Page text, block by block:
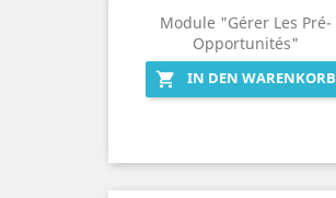
Module "gérer Les Pré-
Opportunités"

IN DEN WARENKORB